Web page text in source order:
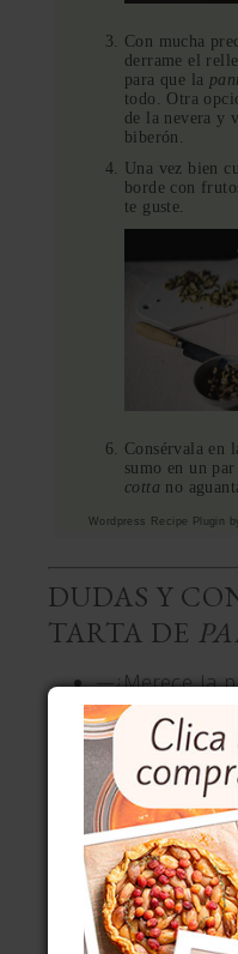
Con mucha
derrame el
para que la
todo. Otra
de la nevera y
biberón.
Una vez bien
borde con
te guste.
Consérvala en
sumo en un
cotta no
Wordpress Recipe Plugin
DUDAS Y
TARTA DE
—¿Merece la
en lugar de
normal?—
rellenos son
diferencia es
la
crujiente de la